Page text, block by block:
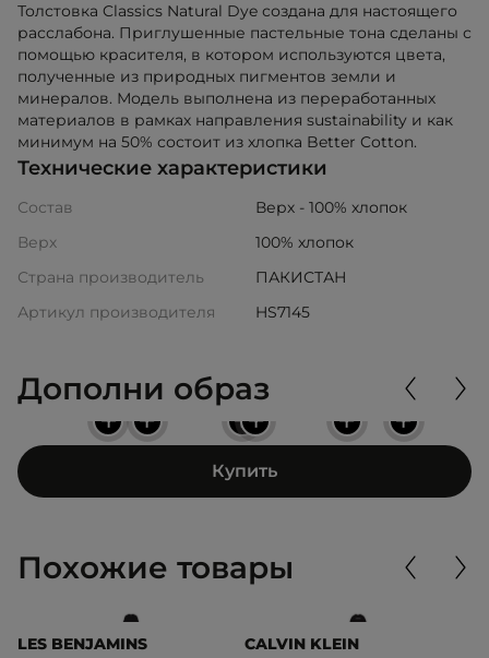
Толстовка Classics Natural Dye создана для настоящего
расслабона. Приглушенные пастельные тона сделаны с
помощью красителя, в котором используются цвета,
полученные из природных пигментов земли и
минералов. Модель выполнена из переработанных
материалов в рамках направления sustainability и как
минимум на 50% состоит из хлопка Better Cotton.
Технические характеристики
Состав
Верх - 100% хлопок
Верх
100% хлопок
Страна производитель
ПАКИСТАН
Артикул производителя
HS7145
Дополни образ
+
+
+ + +
+
Купить
Похожие товары
LES BENJAMINS CALVIN KLEIN